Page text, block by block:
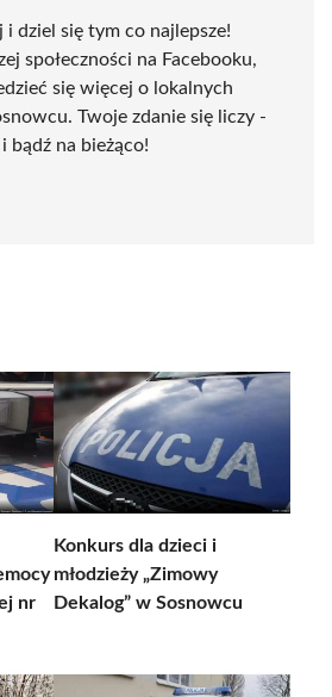
dziel się tym co najlepsze!
społeczności na Facebooku,
się więcej o lokalnych
Twoje zdanie się liczy -
bądź na bieżąco!
nr
Konkurs dla dzieci i
młodzieży „Zimowy
Dekalog” w Sosnowcu